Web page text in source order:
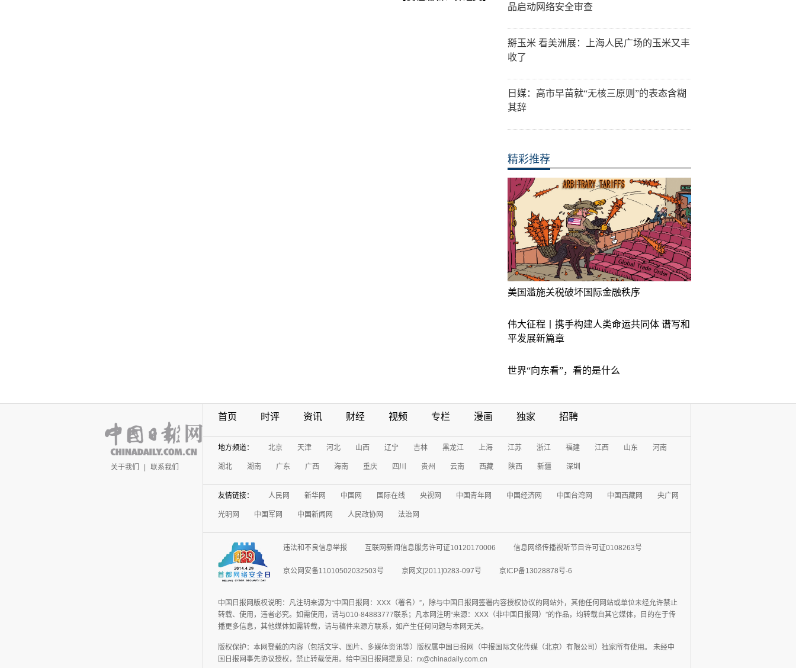
品启动网络安全审查
掰玉米 看美洲展：上海人民广场的玉米又丰
收了
日媒：高市早苗就“无核三原则”的表态含糊
其辞
精彩推荐
美国滥施关税破坏国际金融秩序
伟大征程丨携手构建人类命运共同体 谱写和
平发展新篇章
世界“向东看”，看的是什么
关于我们 | 联系我们
首页 时评 资讯 财经 视频 专栏 漫画 独家 招聘
地方频道： 北京 天津 河北 山西 辽宁 吉林 黑龙江 上海 江苏 浙江 福建 江西 山东 河南
湖北 湖南 广东 广西 海南 重庆 四川 贵州 云南 西藏 陕西 新疆 深圳
友情链接： 人民网 新华网 中国网 国际在线 央视网 中国青年网 中国经济网 中国台湾网 中国西藏网 央广网
光明网 中国军网 中国新闻网 人民政协网 法治网
违法和不良信息举报 互联网新闻信息服务许可证10120170006 信息网络传播视听节目许可证0108263号
京公网安备11010502032503号 京网文[2011]0283-097号 京ICP备13028878号-6
中国日报网版权说明：凡注明来源为“中国日报网：XXX（署名）”，除与中国日报网签署内容授权协议的网站外，其他任何网站或单位未经允许禁止
转载、使用，违者必究。如需使用，请与010-84883777联系；凡本网注明“来源：XXX（非中国日报网）”的作品，均转载自其它媒体，目的在于传
播更多信息，其他媒体如需转载，请与稿件来源方联系，如产生任何问题与本网无关。
版权保护：本网登载的内容（包括文字、图片、多媒体资讯等）版权属中国日报网（中报国际文化传媒（北京）有限公司）独家所有使用。 未经中
国日报网事先协议授权，禁止转载使用。给中国日报网提意见：rx@chinadaily.com.cn